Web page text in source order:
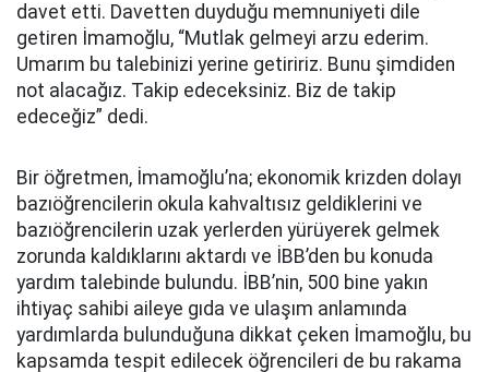
davet etti. Davetten duyduğu memnuniyeti dile
getiren İmamoğlu, “Mutlak gelmeyi arzu ederim.
Umarım bu talebinizi yerine getiririz. Bunu şimdiden
not alacağız. Takip edeceksiniz. Biz de takip
edeceğiz” dedi.
Bir öğretmen, İmamoğlu’na; ekonomik krizden dolayı
bazıöğrencilerin okula kahvaltısız geldiklerini ve
bazıöğrencilerin uzak yerlerden yürüyerek gelmek
zorunda kaldıklarını aktardı ve İBB’den bu konuda
yardım talebinde bulundu. İBB’nin, 500 bine yakın
ihtiyaç sahibi aileye gıda ve ulaşım anlamında
yardımlarda bulunduğuna dikkat çeken İmamoğlu, bu
kapsamda tespit edilecek öğrencileri de bu rakama